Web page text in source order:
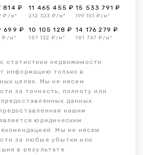
814 ₽
₽/м²
11 465 455 ₽
212 323 ₽/м²
15 533 791 ₽
199 151 ₽/м²
699 ₽
₽/м²
10 105 128 ₽
187 132 ₽/м²
14 176 279 ₽
181 747 ₽/м²
статистики недвижимости
информацию только в
целях. Мы не несем
за точность, полноту или
данных.
нашим
юридическим
Мы не несем
за любые убытки или
в результате